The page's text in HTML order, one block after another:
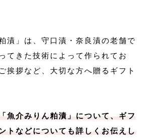
漬」は、守口漬・奈良漬の老舗で
てきた技術によって作られてお
挨拶など、大切な方へ贈るギフト
魚介みりん粕漬」について、ギフ
トなどについても詳しくお伝えし